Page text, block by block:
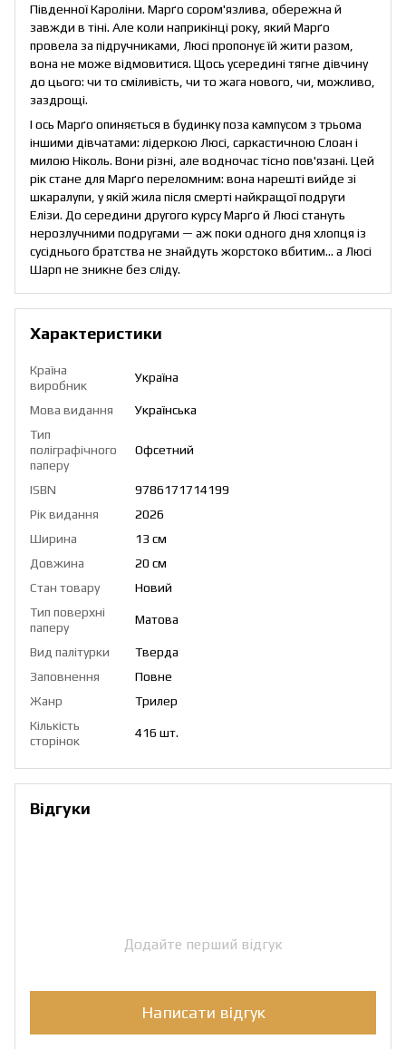
Південної Кароліни. Марґо сором'язлива, обережна й
завжди в тіні. Але коли наприкінці року, який Марґо
провела за підручниками, Люсі пропонує їй жити разом,
вона не може відмовитися. Щось усередині тягне дівчину
до цього: чи то сміливість, чи то жага нового, чи, можливо,
заздрощі.
І ось Марґо опиняється в будинку поза кампусом з трьома
іншими дівчатами: лідеркою Люсі, саркастичною Слоан і
милою Ніколь. Вони різні, але водночас тісно пов'язані. Цей
рік стане для Марґо переломним: вона нарешті вийде зі
шкаралупи, у якій жила після смерті найкращої подруги
Елізи. До середини другого курсу Марґо й Люсі стануть
нерозлучними подругами — аж поки одного дня хлопця із
сусіднього братства не знайдуть жорстоко вбитим... а Люсі
Шарп не зникне без сліду.
Характеристики
Країна
виробник
Україна
Мова видання
Українська
Тип
поліграфічного
паперу
Офсетний
ISBN
9786171714199
Рік видання
2026
Ширина
13 см
Довжина
20 см
Стан товару
Новий
Тип поверхні
паперу
Матова
Вид палітурки
Тверда
Заповнення
Повне
Жанр
Трилер
Кількість
сторінок
416 шт.
Відгуки
Додайте перший відгук
Написати відгук